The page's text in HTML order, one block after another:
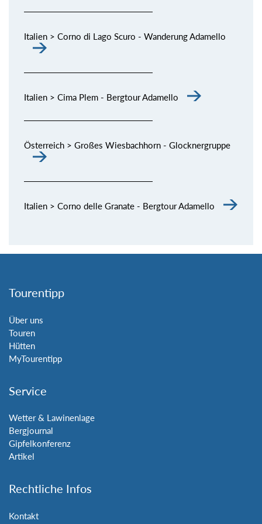
Italien > Corno di Lago Scuro - Wanderung Adamello
Italien > Cima Plem - Bergtour Adamello
Österreich > Großes Wiesbachhorn - Glocknergruppe
Italien > Corno delle Granate - Bergtour Adamello
Tourentipp
Über uns
Touren
Hütten
MyTourentipp
Service
Wetter & Lawinenlage
Bergjournal
Gipfelkonferenz
Artikel
Rechtliche Infos
Kontakt